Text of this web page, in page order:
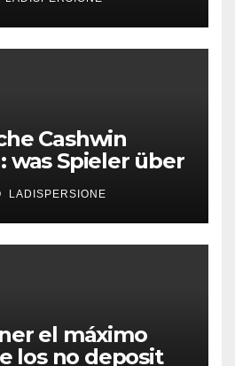
Cashwin
was Spieler über
denken
LADISPERSIONE
el máximo
los no deposit